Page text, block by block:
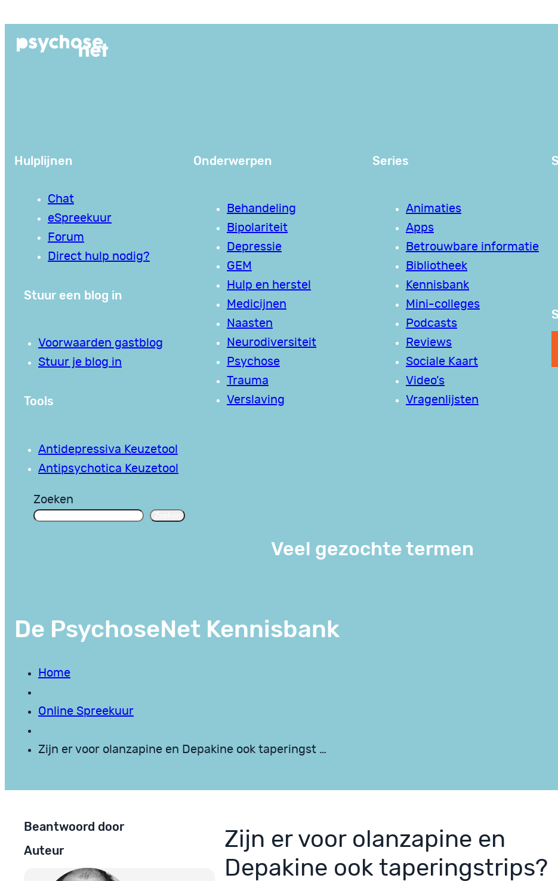
de
Hulplijnen
Chat
eSpreekuur
Forum
Direct hulp nodig?
Stuur een blog in
Voorwaarden gastblog
Stuur je blog in
Tools
Antidepressiva Keuzetool
Antipsychotica Keuzetool
Onderwerpen
Behandeling
Bipolariteit
Depressie
GEM
Hulp en herstel
Medicijnen
Naasten
Neurodiversiteit
Psychose
Trauma
Verslaving
Series
Animaties
Apps
Betrouwbare informatie
Bibliotheek
Kennisbank
Mini-colleges
Podcasts
Reviews
Sociale Kaart
Video’s
Vragenlijsten
Zoeken
Veel gezochte termen
De PsychoseNet Kennisbank
Home
Online Spreekuur
Zijn er voor olanzapine en Depakine ook taperingst …
Beantwoord door
Auteur
Zijn er voor olanzapine en
Depakine ook taperingstrips?